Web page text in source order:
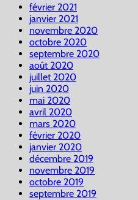
février 2021
janvier 2021
novembre 2020
octobre 2020
septembre 2020
août 2020
juillet 2020
juin 2020
mai 2020
avril 2020
mars 2020
février 2020
janvier 2020
décembre 2019
novembre 2019
octobre 2019
septembre 2019